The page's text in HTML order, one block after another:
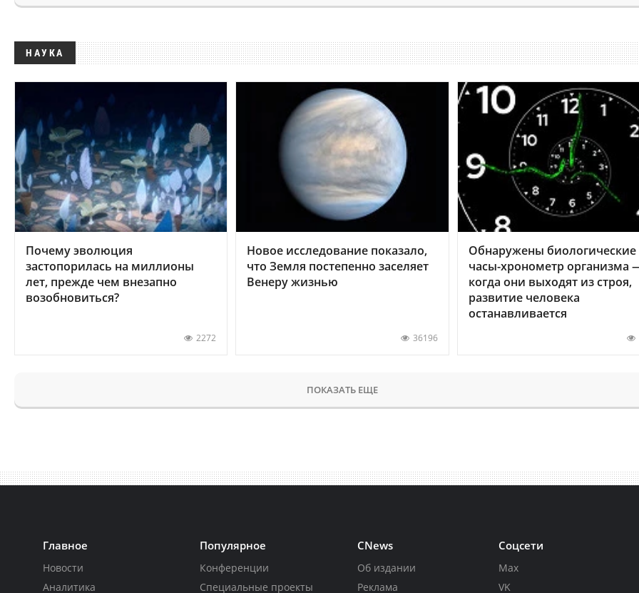
НАУКА
Почему эволюция
застопорилась на миллионы
лет, прежде чем внезапно
возобновиться?
2272
Новое исследование показало,
что Земля постепенно заселяет
Венеру жизнью
36196
Обнаружены биологические
часы-хронометр организма
когда они выходят из строя,
развитие человека
останавливается
ПОКАЗАТЬ ЕЩЕ
Главное
Новости
Аналитика
Популярное
Конференции
Специальные проекты
CNews
Об издании
Реклама
Соцсети
Max
VK